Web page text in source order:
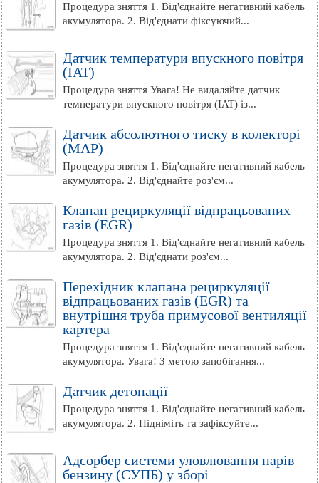
Процедура зняття 1. Від'єднайте негативний кабель
акумулятора. 2. Від'єднати фіксуючий...
Датчик температури впускного повітря
(IAT)
Процедура зняття Увага! Не видаляйте датчик
температури впускного повітря (IAT) із...
Датчик абсолютного тиску в колекторі
(МАР)
Процедура зняття 1. Від'єднайте негативний кабель
акумулятора. 2. Від'єднайте роз'єм...
Клапан рециркуляції відпрацьованих
газів (EGR)
Процедура зняття 1. Від'єднайте негативний кабель
акумулятора. 2. Від'єднати роз'єм...
Перехідник клапана рециркуляції
відпрацьованих газів (EGR) та
внутрішня труба примусової вентиляції
картера
Процедура зняття 1. Від'єднайте негативний кабель
акумулятора. Увага! З метою запобігання...
Датчик детонації
Процедура зняття 1. Від'єднайте негативний кабель
акумулятора. 2. Підніміть та зафіксуйте...
Адсорбер системи уловлювання парів
бензину (СУПБ) у зборі